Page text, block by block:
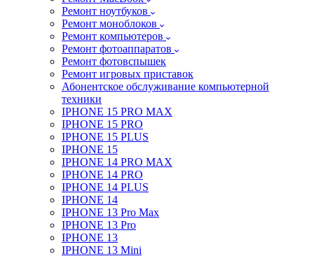
Ремонт ноутбуков
Ремонт моноблоков
Ремонт компьютеров
Ремонт фотоаппаратов
Ремонт фотовспышек
Ремонт игровых приставок
Абонентское обслуживание компьютерной
техники
IPHONE 15 PRO MAX
IPHONE 15 PRO
IPHONE 15 PLUS
IPHONE 15
IPHONE 14 PRO MAX
IPHONE 14 PRO
IPHONE 14 PLUS
IPHONE 14
IPHONE 13 Pro Max
IPHONE 13 Pro
IPHONE 13
IPHONE 13 Mini